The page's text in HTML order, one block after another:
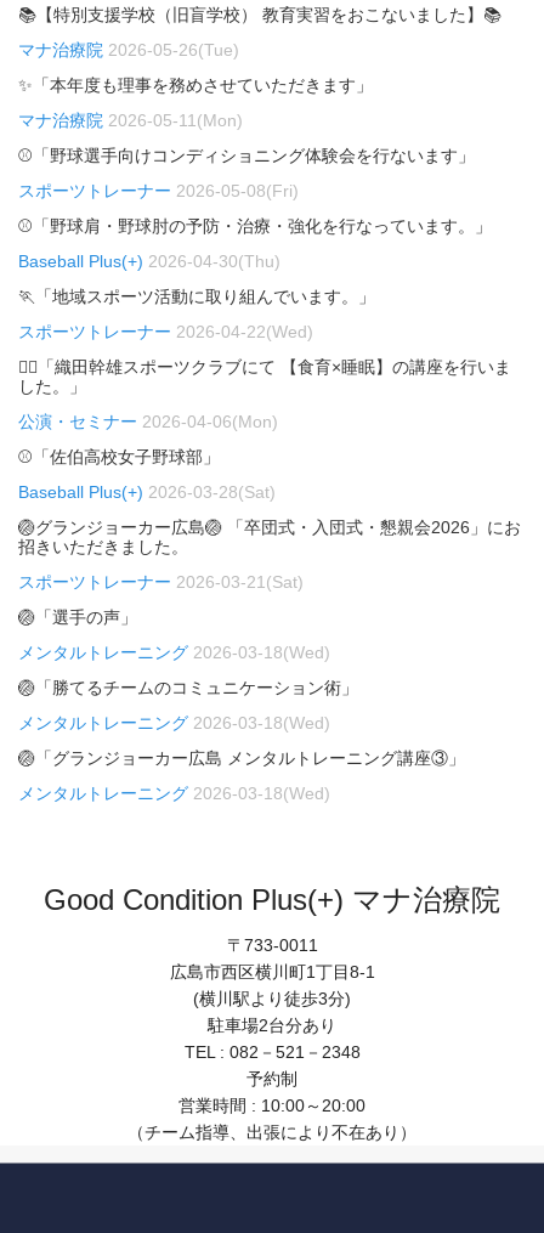
📚【特別支援学校（旧盲学校） 教育実習をおこないました】📚
マナ治療院 2026-05-26(Tue)
✨「本年度も理事を務めさせていただきます」
マナ治療院 2026-05-11(Mon)
⚾「野球選手向けコンディショニング体験会を行ないます」
スポーツトレーナー 2026-05-08(Fri)
⚾「野球肩・野球肘の予防・治療・強化を行なっています。」
Baseball Plus(+) 2026-04-30(Thu)
🏃「地域スポーツ活動に取り組んでいます。」
スポーツトレーナー 2026-04-22(Wed)
🏃‍♂️「織田幹雄スポーツクラブにて 【食育×睡眠】の講座を行いま
した。」
公演・セミナー 2026-04-06(Mon)
⚾「佐伯高校女子野球部」
Baseball Plus(+) 2026-03-28(Sat)
🏐グランジョーカー広島🏐 「卒団式・入団式・懇親会2026」にお
招きいただきました。
スポーツトレーナー 2026-03-21(Sat)
🏐「選手の声」
メンタルトレーニング 2026-03-18(Wed)
🏐「勝てるチームのコミュニケーション術」
メンタルトレーニング 2026-03-18(Wed)
🏐「グランジョーカー広島 メンタルトレーニング講座③」
メンタルトレーニング 2026-03-18(Wed)
Good Condition Plus(+) マナ治療院
〒733-0011
広島市西区横川町1丁目8-1
(横川駅より徒歩3分)
駐車場2台分あり
TEL : 082－521－2348
予約制
営業時間 : 10:00～20:00
（チーム指導、出張により不在あり）